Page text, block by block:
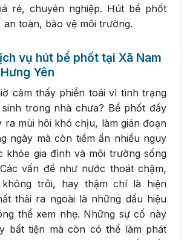
rẻ, chuyên nghiệp. Hút bể phốt
an toàn, bảo vệ môi trường.
vụ hút bể phốt tại Xã Nam
Yên
cảm thấy phiền toái vì tình trạng
trong nhà chưa? Bể phốt đầy
ra mùi hôi khó chịu, làm gián đoạn
ngày mà còn tiềm ẩn nhiều nguy
khỏe gia đình và môi trường sống
vấn đề như nước thoát chậm,
trôi, hay thậm chí là hiện
thải ra ngoài là những dấu hiệu
thể xem nhẹ. Những sự cố này
bất tiện mà còn có thể làm phát